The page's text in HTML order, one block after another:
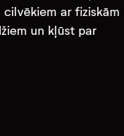
ar fiziskām
un kļūst par